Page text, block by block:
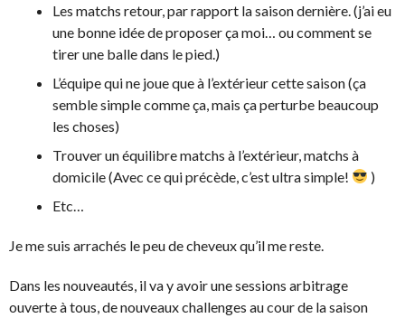
Les matchs retour, par rapport la saison dernière. (j’ai eu
une bonne idée de proposer ça moi… ou comment se
tirer une balle dans le pied.)
L’équipe qui ne joue que à l’extérieur cette saison (ça
semble simple comme ça, mais ça perturbe beaucoup
les choses)
Trouver un équilibre matchs à l’extérieur, matchs à
domicile (Avec ce qui précède, c’est ultra simple!
)
Etc…
Je me suis arrachés le peu de cheveux qu’il me reste.
Dans les nouveautés, il va y avoir une sessions arbitrage
ouverte à tous, de nouveaux challenges au cour de la saison